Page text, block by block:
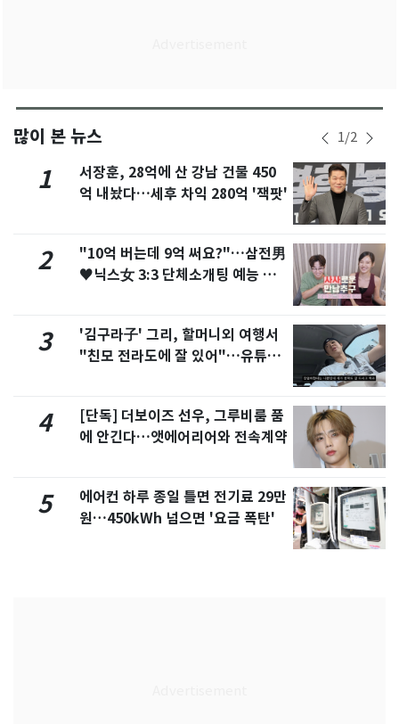
많이 본 뉴스 1/2
1
서장훈, 28억에 산 강남 건물 450
억 내놨다…세후 차익 280억 '잭팟'
2
"10억 버는데 9억 써요?"…삼전男
♥닉스女 3:3 단체소개팅 예능 화
3
'김구라子' 그리, 할머니외 여행서
"친모 전라도에 잘 있어"…유튜브
4
[단독] 더보이즈 선우, 그루비룸 품
에 안긴다…앳에어리어와 전속계약
5
에어컨 하루 종일 틀면 전기료 29만
원…450kWh 넘으면 '요금 폭탄'